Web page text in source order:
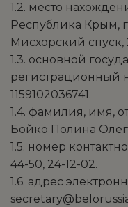
1.2. место
Республика Крым,
Мисхорский спуск,
1.3. основной
регистрационный
1159102036741.
1.4. фамилия, имя,
Бойко Полина
1.5. номер
44-50, 24-12-02.
1.6. адрес